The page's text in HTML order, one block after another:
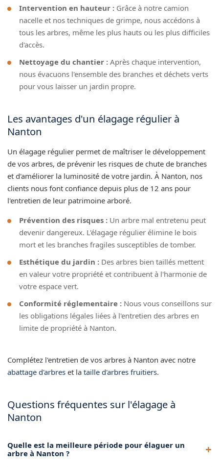
Intervention en hauteur : Grâce à notre camion
nacelle et nos techniques de grimpe, nous accédons à
tous les arbres, même les plus hauts ou les plus difficiles
d'accès.
Nettoyage du chantier : Après chaque intervention,
nous évacuons l'ensemble des branches et déchets verts
pour vous laisser un jardin propre.
Les avantages d'un élagage régulier à
Nanton
Un élagage régulier permet de maîtriser le développement
de vos arbres, de prévenir les risques de chute de branches
et d'améliorer la luminosité de votre jardin. À Nanton, nos
clients nous font confiance depuis plus de 12 ans pour
l'entretien de leur patrimoine arboré.
Prévention des risques : Un arbre mal entretenu peut
devenir dangereux. L'élagage régulier élimine le bois
mort et les branches fragiles susceptibles de tomber.
Esthétique du jardin : Des arbres bien taillés mettent
en valeur votre propriété et contribuent à l'harmonie de
votre espace vert.
Conformité réglementaire : Nous vous conseillons sur
les obligations légales liées à l'entretien des arbres en
limite de propriété à Nanton.
Complétez l'entretien de vos arbres à Nanton avec notre
abattage d'arbres et la taille d'arbres fruitiers.
Questions fréquentes sur l'élagage à
Nanton
Quelle est la meilleure période pour élaguer un
arbre à Nanton ?